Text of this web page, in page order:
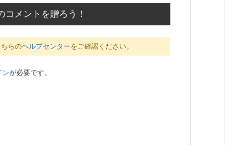
メントを贈ろう！
らのヘルプセンターをご確認ください。
ンが必要です。